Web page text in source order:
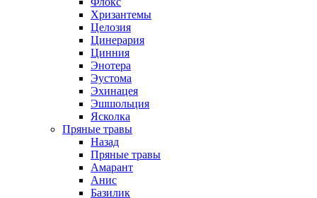
Хризантемы
Целозия
Цинерария
Цинния
Энотера
Эустома
Эхинацея
Эшшольция
Ясколка
Пряные травы
Назад
Пряные травы
Амарант
Анис
Базилик